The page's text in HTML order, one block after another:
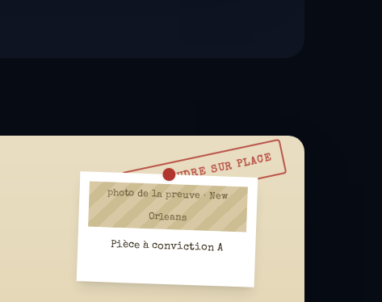
À RÉSOUDRE SUR PLACE
photo de la preuve · New
Orleans
Pièce à conviction A